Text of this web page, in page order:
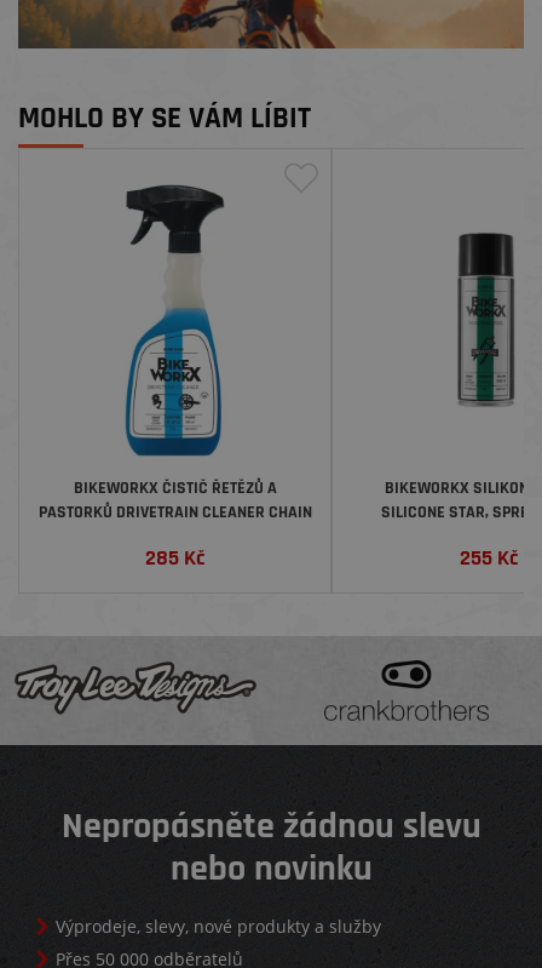
MOHLO BY SE VÁM LÍBIT
BIKEWORKX ČISTIČ ŘETĚZŮ A
PASTORKŮ DRIVETRAIN CLEANER CHAIN
285 Kč
BIKEWORKX
SILICONE STAR,
255Kč
Nepropásněte žádnou slevu
nebo novinku
Výprodeje, slevy, nové produkty a služby
Přes 50 000 odběratelů